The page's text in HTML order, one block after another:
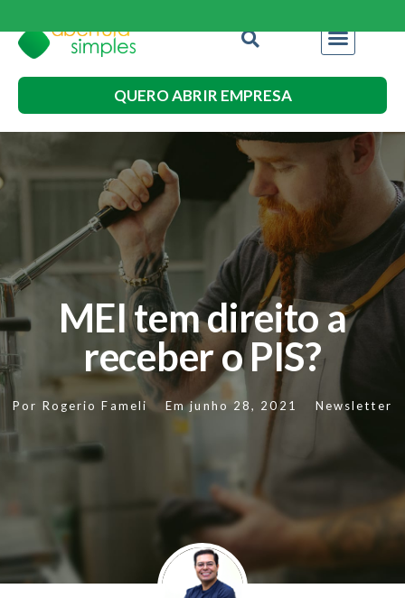
QUERO ABRIR EMPRESA
MEI tem direito a
receber o PIS?
Por Rogerio Fameli Em junho 28, 2021 Newsletter